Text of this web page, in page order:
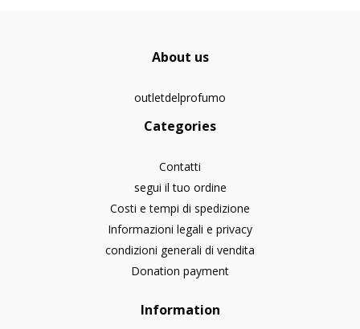
About us
outletdelprofumo
Categories
Contatti
segui il tuo ordine
Costi e tempi di spedizione
Informazioni legali e privacy
condizioni generali di vendita
Donation payment
Information